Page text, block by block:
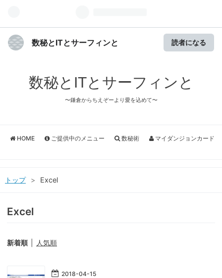
数秘とITとサーフィンと 読者になる
数秘とITとサーフィンと
〜鎌倉からちえぞーより愛を込めて〜
HOME ご提供中のメニュー 数秘術 マイダンジョンカード
トップ > Excel
Excel
新着順 人気順
2018-04-15